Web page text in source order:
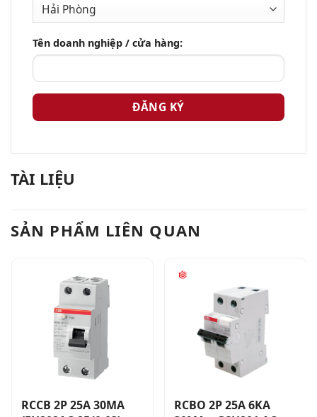
Tên doanh nghiệp / cửa hàng:
TÀI LIỆU
SẢN PHẨM LIÊN QUAN
RCCB 2P 25A 30MA
RCBO 2P 25A 6KA